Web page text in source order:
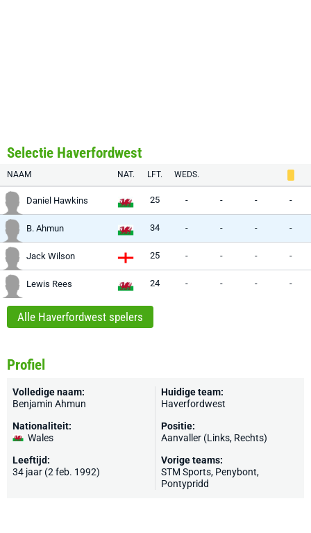
Selectie Haverfordwest
NAAM NAT. LFT. WEDS.
Daniel Hawkins 25 - - - -
B. Ahmun 34 - - - -
Jack Wilson 25 - - - -
Lewis Rees 24 - - - -
Alle Haverfordwest spelers
Profiel
Volledige naam:
Benjamin Ahmun
Nationaliteit:
Wales
Leeftijd:
34 jaar (2 feb. 1992)
Huidige team:
Haverfordwest
Positie:
Aanvaller (Links, Rechts)
Vorige teams:
STM Sports, Penybont,
Pontypridd